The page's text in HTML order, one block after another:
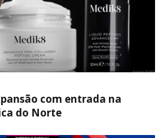
com entrada na
do Norte